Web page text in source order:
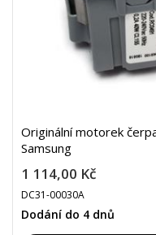
Originální motorek
Samsung
1 114,00 Kč
DC31-00030A
Dodání do 4 dnů